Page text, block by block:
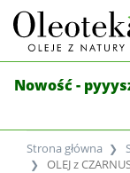
Nowość -
Strona główna
OLEJ z